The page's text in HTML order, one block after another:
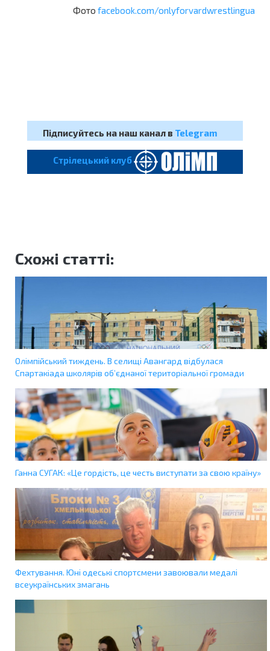
Фото facebook.com/onlyforvardwrestlingua
Підписуйтесь на наш канал в Telegram
Cтрілецький клуб
Схожі статті:
Олімпійський тиждень. В селищі Авангард відбулася
Спартакіада школярів об’єднаної територіальної громади
Ганна СУГАК: «Це гордість, це честь виступати за свою країну»
Фехтування. Юні одеські спортсмени завоювали медалі
всеукраїнських змагань